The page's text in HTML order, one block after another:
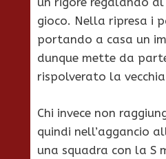
gioco. Nella ripresa i
portando a casa un
dunque mette da
rispolverato la
Chi invece non
quindi nell’aggancio
una squadra con la S